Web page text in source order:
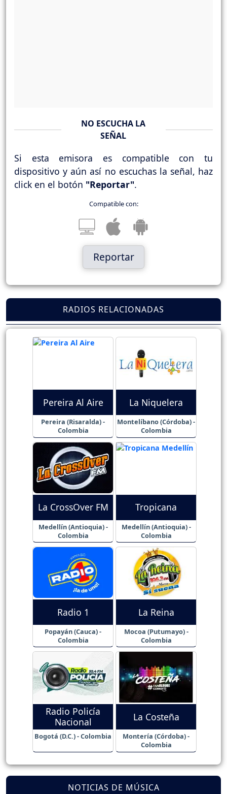
NO ESCUCHA LA
SEÑAL
Si esta emisora es compatible con tu
dispositivo y aún así no escuchas la señal, haz
click en el botón "Reportar".
Compatible con:
Reportar
RADIOS RELACIONADAS
Pereira Al Aire
Pereira (Risaralda) -
Colombia
La Niquelera
Montelíbano (Córdoba) -
Colombia
La CrossOver FM
Medellín (Antioquia) -
Colombia
Tropicana
Medellín (Antioquia) -
Colombia
Radio 1
Popayán (Cauca) -
Colombia
La Reina
Mocoa (Putumayo) -
Colombia
Radio Policía
Nacional
Bogotá (D.C.) - Colombia
La Costeña
Montería (Córdoba) -
Colombia
NOTICIAS DE MÚSICA